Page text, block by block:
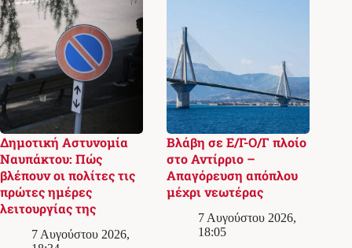
Δημοτική Αστυνομία
Ναυπάκτου: Πώς
βλέπουν οι πολίτες τις
πρώτες ημέρες
λειτουργίας της
7 Αυγούστου 2026,
Βλάβη σε Ε/Γ-Ο/Γ πλοίο
στο Αντίρριο –
Απαγόρευση απόπλου
μέχρι νεωτέρας
7 Αυγούστου 2026,
18:05